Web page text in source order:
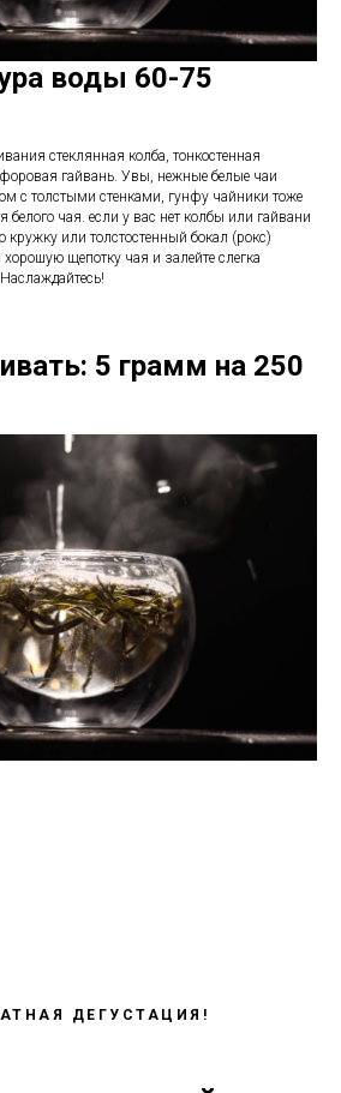
воды 60-75
стеклянная колба, тонкостенная
гайвань. Увы, нежные белые чаи
с толстыми стенками, гунфу чайники тоже
белого чая. если у вас нет колбы или гайвани
кружку или толстостенный бокал (рокс)
хорошую щепотку чая и залейте слегка
5 грамм на 250
ДЕГУСТАЦИЯ!